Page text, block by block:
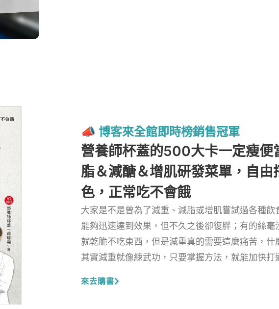
📣 博客來全館即時榜銷售冠軍
營養師杯蓋的500大卡一定瘦便
脂＆減醣＆增肌研發菜單，自由
色，正常吃不會餓
大家是不是曾為了減重、減脂或增肌嘗試過各種飲
能夠迅速達到效果，但不久之後卻復胖；有的絲毫
就乾脆不吃東西，但是減重真的需要這麼痛苦，什
其實減重就像練武功，只要掌握方法，就能加快打
來去購書